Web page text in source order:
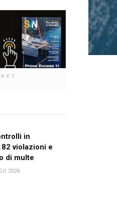
in
violazioni e
di multe
2026